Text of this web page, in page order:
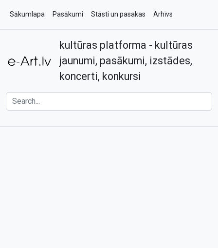
Sākumlapa Pasākumi Stāsti un pasakas Arhīvs
Kontakti
kultūras platforma - kultūras
jaunumi, pasākumi, izstādes,
koncerti, konkursi